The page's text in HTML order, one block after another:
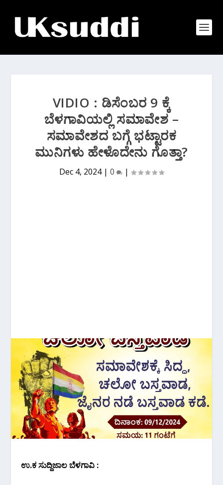
VIDIO : ಡಿಸೆಂಬರ 9 ಕ್ಕೆ
ಬೆಳಗಾವಿಯಲ್ಲಿ ಸಮಾವೇಶ –
ಸಮಾವೇಶದ ಬಗ್ಗೆ ಭಟ್ಟಾರಕ
ಮುನಿಗಳು ಹೇಳೊದೇನು ಗೊತ್ತಾ?
Dec 4, 2024| 0 |
ಉ‌.ಕ ಸುದ್ದಿಜಾಲ ಬೆಳಗಾವಿ :